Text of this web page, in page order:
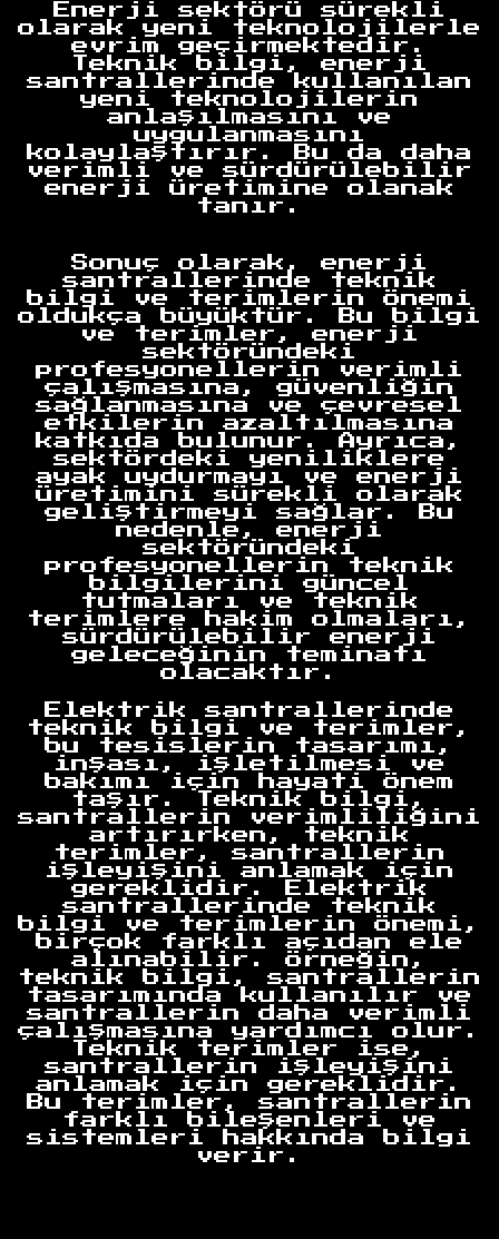
Enerji sektörü sürekli
olarak yeni teknolojilerle
evrim geçirmektedir.
Teknik bilgi, enerji
santrallerinde kullanılan
yeni teknolojilerin
anlaşılmasını ve
uygulanmasını
kolaylaştırır. Bu da daha
verimli ve sürdürülebilir
enerji üretimine olanak
tanır.
Sonuç olarak, enerji
santrallerinde teknik
bilgi ve terimlerin önemi
oldukça büyüktür. Bu bilgi
ve terimler, enerji
sektöründeki
profesyonellerin verimli
çalışmasına, güvenliğin
sağlanmasına ve çevresel
etkilerin azaltılmasına
katkıda bulunur. Ayrıca,
sektördeki yeniliklere
ayak uydurmayı ve enerji
üretimini sürekli olarak
geliştirmeyi sağlar. Bu
nedenle, enerji
sektöründeki
profesyonellerin teknik
bilgilerini güncel
tutmaları ve teknik
terimlere hakim olmaları,
sürdürülebilir enerji
geleceğinin teminatı
olacaktır.
Elektrik santrallerinde
teknik bilgi ve terimler,
bu tesislerin tasarımı,
inşası, işletilmesi ve
bakımı için hayati önem
taşır. Teknik bilgi,
santrallerin verimliliğini
artırırken, teknik
terimler, santrallerin
işleyişini anlamak için
gereklidir. Elektrik
santrallerinde teknik
bilgi ve terimlerin önemi,
birçok farklı açıdan ele
alınabilir. Örneğin,
teknik bilgi, santrallerin
tasarımında kullanılır ve
santrallerin daha verimli
çalışmasına yardımcı olur.
Teknik terimler ise,
santrallerin işleyişini
anlamak için gereklidir.
Bu terimler, santrallerin
farklı bileşenleri ve
sistemleri hakkında bilgi
verir.
Anasayfa